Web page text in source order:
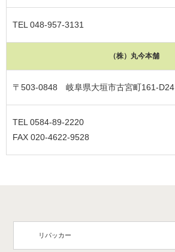
TEL 048-957-3131
（株）丸今本舗
〒503-0848 岐阜県大垣市古宮町161-D24
TEL 0584-89-2220
FAX 020-4622-9528
リパッカー